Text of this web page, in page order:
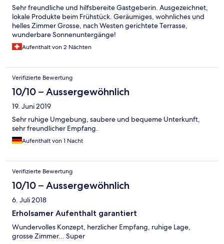
Sehr freundliche und hilfsbereite Gastgeberin. Ausgezeichnet,
lokale Produkte beim Frühstück. Geräumiges, wohnliches und
helles Zimmer Grosse, nach Westen gerichtete Terrasse,
wunderbare Sonnenuntergänge!
Aufenthalt von 2 Nächten
Verifizierte Bewertung
10/10 – Aussergewöhnlich
19. Juni 2019
Sehr ruhige Umgebung, saubere und bequeme Unterkunft,
sehr freundlicher Empfang.
Aufenthalt von 1 Nacht
Verifizierte Bewertung
10/10 – Aussergewöhnlich
6. Juli 2018
Erholsamer Aufenthalt garantiert
Wundervolles Konzept, herzlicher Empfang, ruhige Lage,
grosse Zimmer... Super